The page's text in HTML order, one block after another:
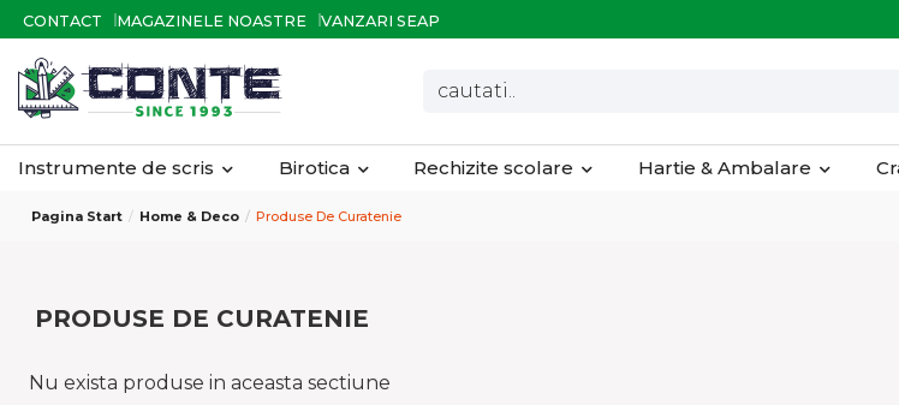
CONTACT MAGAZINELE NOASTRE VANZARI SEAP
Instrumente de scris Birotica Rechizite scolare Hartie & Ambalare
Pagina Start Home & Deco Produse De Curatenie
PRODUSE DE CURATENIE
Nu exista produse in aceasta sectiune